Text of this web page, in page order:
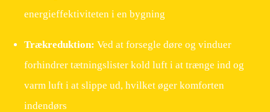
energieffektiviteten i en bygning
Trækreduktion:Ved at forsegle døre og vinduer
forhindrer tætningslister kold luft i at trænge ind og
varm luft i at slippe ud, hvilket øger komforten
indendørs